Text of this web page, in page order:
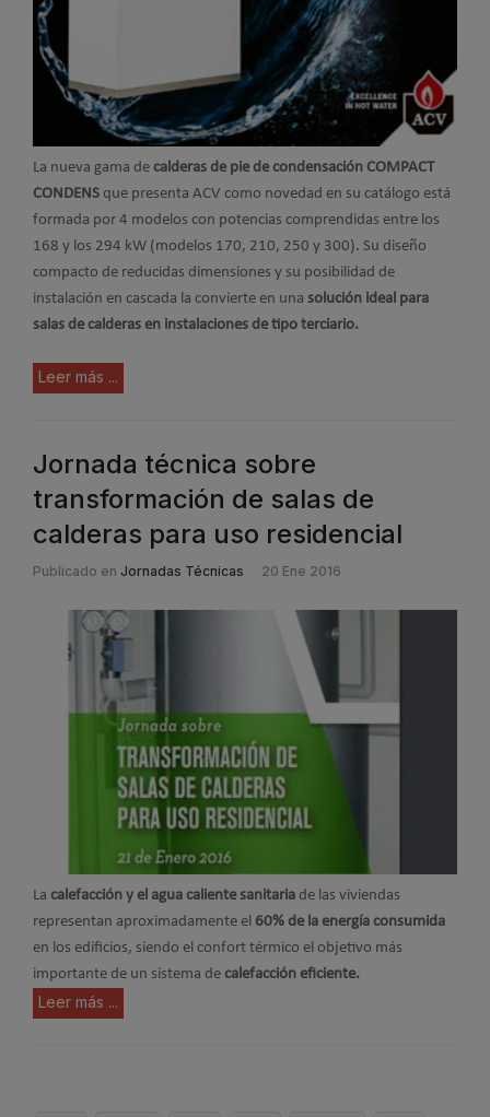
La nueva gama de calderas de pie de condensación COMPACT
CONDENS que presenta ACV como novedad en su catálogo está
formada por 4 modelos con potencias comprendidas entre los
168 y los 294 kW (modelos 170, 210, 250 y 300). Su diseño
compacto de reducidas dimensiones y su posibilidad de
instalación en cascada la convierte en una solución ideal para
salas de calderas en instalaciones de tipo terciario.
Leer más ...
Jornada técnica sobre
transformación de salas de
calderas para uso residencial
Publicado en Jornadas Técnicas 20 Ene 2016
La calefacción y el agua caliente sanitaria de las viviendas
representan aproximadamente el 60% de la energía consumida
en los edificios, siendo el confort térmico el objetivo más
importante de un sistema de calefacción eficiente.
Leer más ...